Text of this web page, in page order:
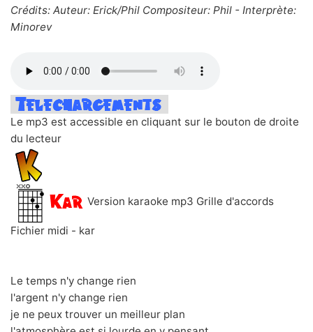
Crédits: Auteur: Erick/Phil Compositeur: Phil - Interprète:
Minorev
Le mp3 est accessible en cliquant sur le bouton de droite
du lecteur
Version karaoke mp3 Grille d'accords
Fichier midi - kar
Le temps n'y change rien
l'argent n'y change rien
je ne peux trouver un meilleur plan